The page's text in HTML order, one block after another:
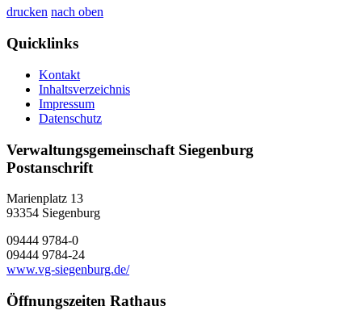
drucken nach oben
Quicklinks
Kontakt
Inhaltsverzeichnis
Impressum
Datenschutz
Verwaltungsgemeinschaft Siegenburg
Postanschrift
Marienplatz 13
93354 Siegenburg
09444 9784-0
09444 9784-24
www.vg-siegenburg.de/
Öffnungszeiten Rathaus